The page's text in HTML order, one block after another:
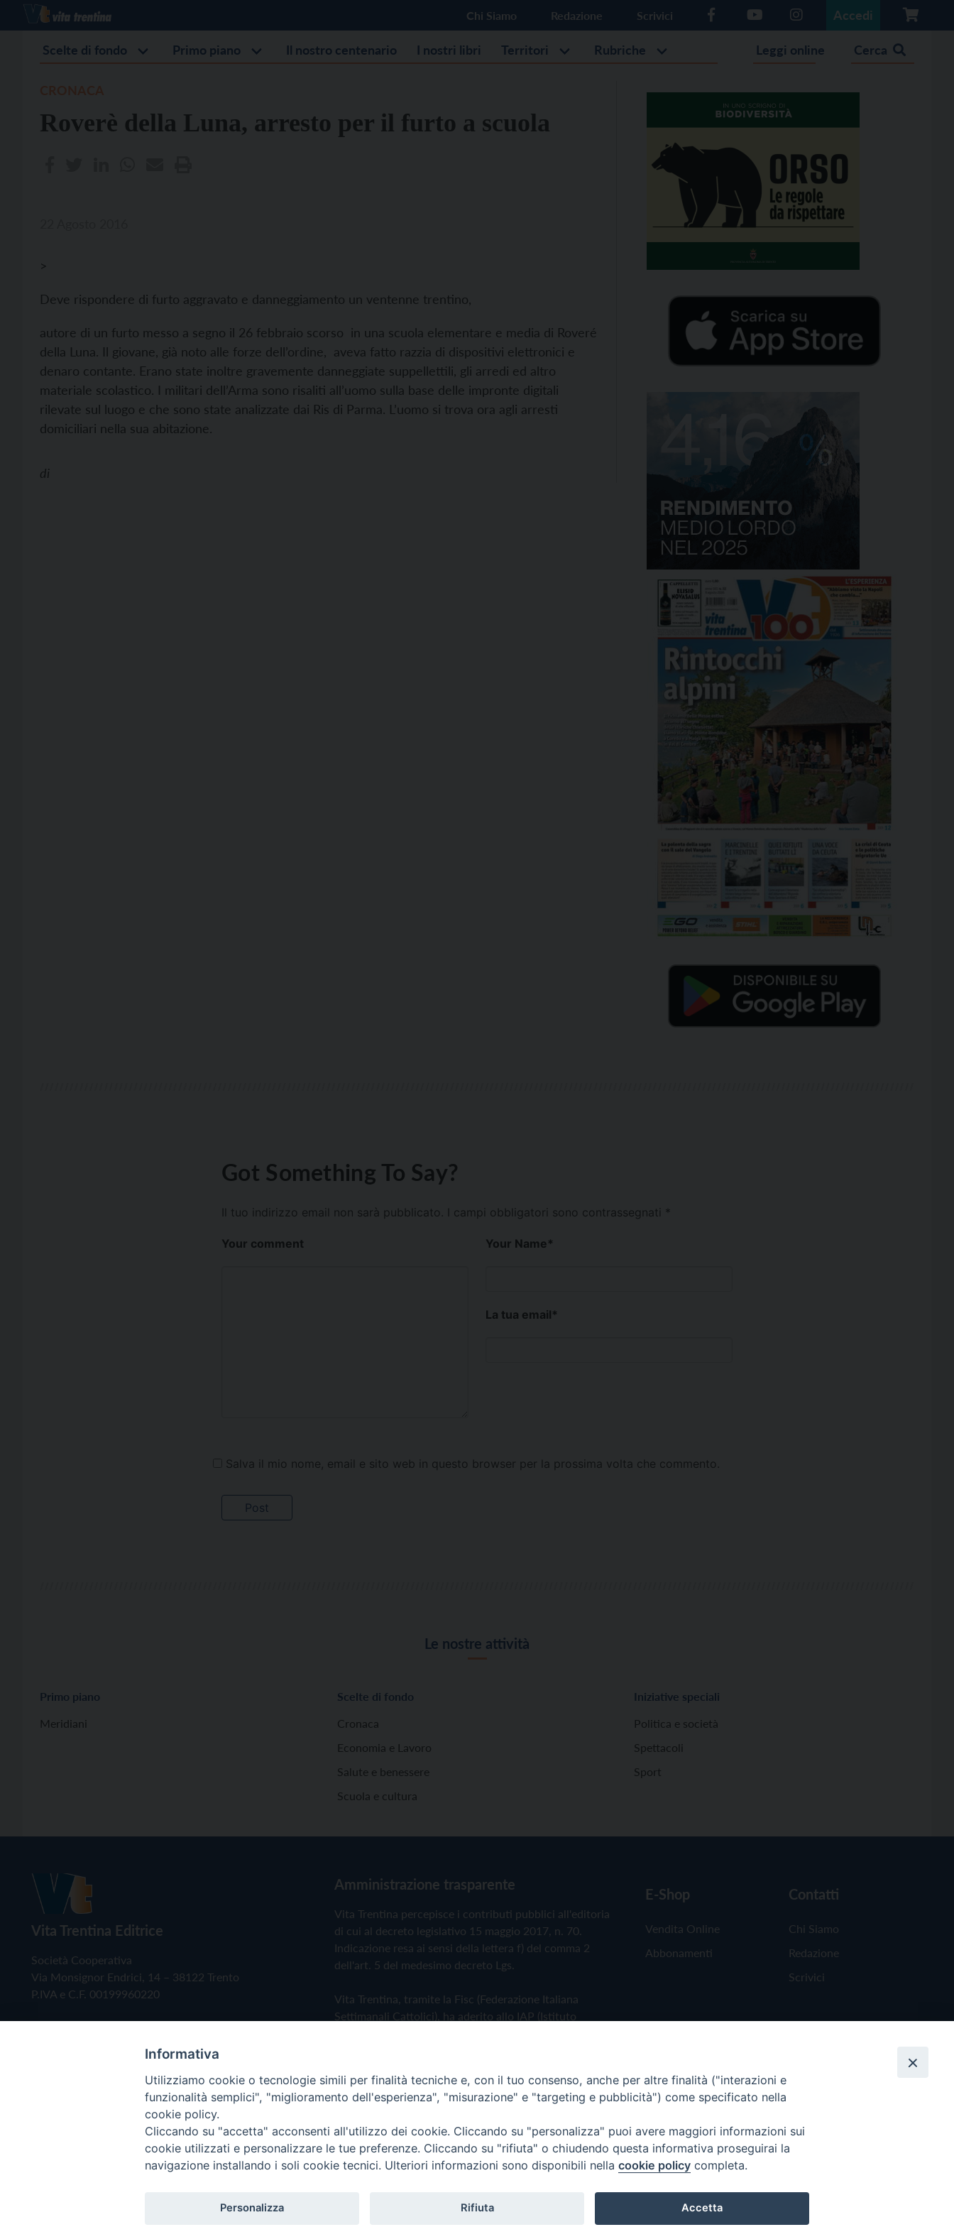
Chi Siamo Redazione Scrivici Accedi
Scelte di fondo Primo piano Il nostro centenario I nostri libri Territori Rubriche Leggi online Cerca
Roverè della Luna, arresto per il furto a scuola
>
Deve rispondere di furto aggravato e danneggiamento un ventenne trentino,
autore di un furto messo a segno il 26 febbraio scorso in una scuola elementare e media di Roveré
della Luna. Il giovane, già noto alle forze dell’ordine, aveva fatto razzia di dispositivi elettronici e
denaro contante. Erano state inoltre gravemente danneggiate suppellettili, gli arredi ed altro
materiale scolastico. I militari dell’Arma sono risaliti all’uomo sulla base delle impronte digitali
rilevate sul luogo e che sono state analizzate dai Ris di Parma. L’uomo si trova ora agli arresti
domiciliari nella sua abitazione.
di
Got Something To Say?
Il tuo indirizzo email non sarà pubblicato. I campi obbligatori sono contrassegnati *
Your comment Your Name*
La tua email*
Salva il mio nome, email e sito web in questo browser per la prossima volta che commento.
Le nostre attività
Primo piano
Meridiani
Scelte di fondo
Cronaca
Economia e Lavoro
Salute e benessere
Scuola e cultura
Iniziative speciali
Politica e società
Spettacoli
Sport
Vita Trentina Editrice
Società Cooperativa
Via Monsignor Endrici, 14 – 38122 Trento
P.IVA e C.F. 00199960220
Amministrazione trasparente
Vita Trentina percepisce i contributi pubblici all'editoria
di cui al decreto legislativo 15 maggio 2017, n. 70.
Indicazione resa ai sensi della lettera f) del comma 2
dell'art. 5 del medesimo decreto Lgs.
Vita Trentina, tramite la Fisc (Federazione Italiana
Settimanali Cattolici), ha aderito allo IAP (Istituto
Privacy Policy Cookie Policy
E-Shop
Vendita Online
Abbonamenti
Contatti
Chi Siamo
Redazione
Scrivici
Copyright © 2019 - Tutti i diritti riservati - Vita Trentina Editrice
Informativa
Utilizziamo cookie o tecnologie simili per finalità tecniche e, con il tuo consenso, anche per altre finalità ("interazioni e
funzionalità semplici", "miglioramento dell'esperienza", "misurazione" e "targeting e pubblicità") come specificato nella
cookie policy.
Cliccando su "accetta" acconsenti all'utilizzo dei cookie. Cliccando su "personalizza" puoi avere maggiori informazioni sui
cookie utilizzati e personalizzare le tue preferenze. Cliccando su "rifiuta" o chiudendo questa informativa proseguirai la
navigazione installando i soli cookie tecnici. Ulteriori informazioni sono disponibili nella cookie policy completa.
Personalizza Rifiuta Accetta